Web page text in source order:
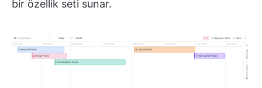
bir özellik seti sunar.